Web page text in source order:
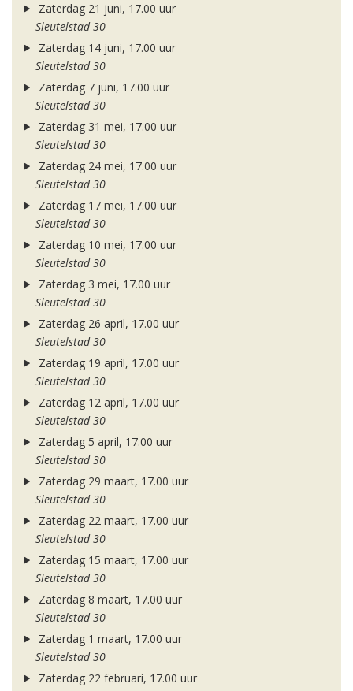
Zaterdag 21 juni, 17.00 uur
Sleutelstad 30
Zaterdag 14 juni, 17.00 uur
Sleutelstad 30
Zaterdag 7 juni, 17.00 uur
Sleutelstad 30
Zaterdag 31 mei, 17.00 uur
Sleutelstad 30
Zaterdag 24 mei, 17.00 uur
Sleutelstad 30
Zaterdag 17 mei, 17.00 uur
Sleutelstad 30
Zaterdag 10 mei, 17.00 uur
Sleutelstad 30
Zaterdag 3 mei, 17.00 uur
Sleutelstad 30
Zaterdag 26 april, 17.00 uur
Sleutelstad 30
Zaterdag 19 april, 17.00 uur
Sleutelstad 30
Zaterdag 12 april, 17.00 uur
Sleutelstad 30
Zaterdag 5 april, 17.00 uur
Sleutelstad 30
Zaterdag 29 maart, 17.00 uur
Sleutelstad 30
Zaterdag 22 maart, 17.00 uur
Sleutelstad 30
Zaterdag 15 maart, 17.00 uur
Sleutelstad 30
Zaterdag 8 maart, 17.00 uur
Sleutelstad 30
Zaterdag 1 maart, 17.00 uur
Sleutelstad 30
Zaterdag 22 februari, 17.00 uur